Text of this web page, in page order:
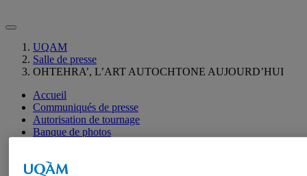
UQAM
Salle de presse
OHTEHRA’, L’ART AUTOCHTONE AUJOURD’HUI
Accueil
Communiqués de presse
Autorisation de tournage
Banque de photos